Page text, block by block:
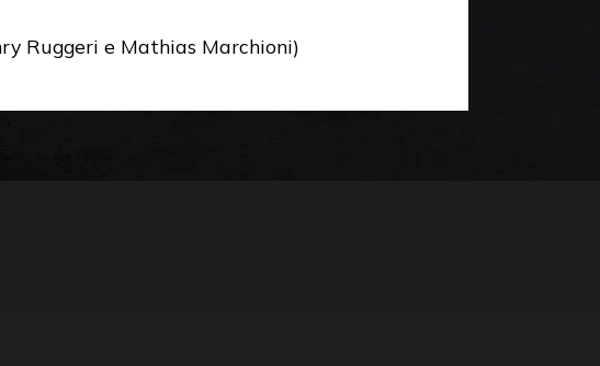
Ruggeri e Mathias Marchioni)